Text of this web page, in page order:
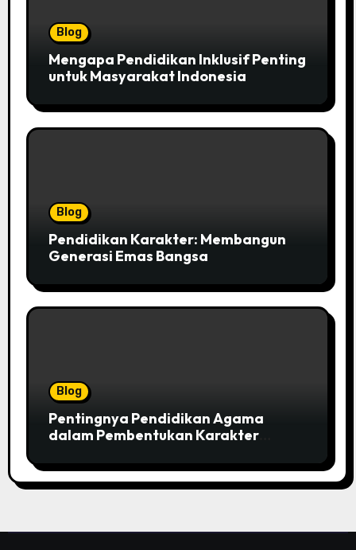
Blog
Mengapa Pendidikan Inklusif Penting
untuk Masyarakat Indonesia
Blog
Pendidikan Karakter: Membangun
Generasi Emas Bangsa
Blog
Pentingnya Pendidikan Agama
dalam Pembentukan Karakter